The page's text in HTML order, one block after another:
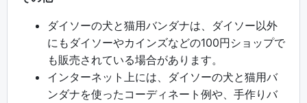
ダイソーの犬と猫用バンダナは、ダイソー以外
にもダイソーやカインズなどの100円ショップで
も販売されている場合があります。
インターネット上には、ダイソーの犬と猫用バ
ンダナを使ったコーディネート例や、手作りバ